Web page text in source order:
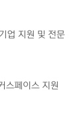
업 지원 및 전문
스페이스 지원